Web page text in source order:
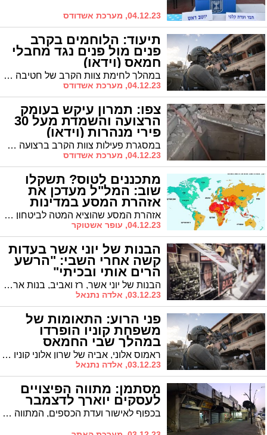
04.12.23, מערכת אשדודס
תיעוד: הלוחמים בקרב
פנים מול פנים נגד מחבלי
חמאס (וידאו)
במהלך לחימת צוות הקרב של חטיבה 401 בצפון רצועת עזה, נכנסו לוחמי גדוד 601 למבנה, בו נתקלו במחבלי חמאס שפתחו לעברם בירי
04.12.23, מערכת אשדודס
צפו: תמרון עיקש בעומק
הרצועה והשמדת מעל 30
פירי מנהרות (וידאו)
במסגרת פעילות צוות הקרב ברצועה חשפו הלוחמים למעלה מ-30 פירי מנהרות. בנוסף, הלוחמים הכווינו עשרות תקיפות אוויריות וכ-100 תקיפות ארטילריה והשמידו מטרות רבות של ארגון הטרור חמאס.
04.12.23, מערכת אשדודס
מתכננים לטוס? תשקלו
שוב: המל"ל מעדכן את
אזהרת המסע במדינות
שונות אזהרת המסע שהוציא המטה לביטחון לאומי לאור המלחמה, מתעדכנת. במל"ל קיימו הערכות מצב עם כלל גורמי מערכת הביטחון - ואלה האזהרות שבתוקף
04.12.23, עופר אשטוקר
הבנות של יוני אשר בעדות
קשה אחרי השבי: "הרשע
הרים אותי ובכיתי"
הבנות של יוני אשר, רז ואביב, בנות ארבע ושנתיים וחצי, שחזרו משבי החמאס שיתפו את אביהן בעדות הקשה מהשהייה הארוכה בשבי ברצועת עזה וגם שואלות שאלות: "הרשע הרים אותי ובכיתי, הם בכלא?" אבא למה לא היית בטרקטור?
03.12.23, אלדה נתנאל
פני הרוע: התאומות של
משפחת קוניו הופרדו
במהלך שבי החמאס
ראמוס אלוני, אביה של שרון אלוני קוניו שחזרה מהשבי עם יולי ואמה בנות ה-3, סיפר כי במשך כל 10 הימים הראשונים בשבי בעזה בנותיה הופרדו, ואחת מהן שהתה לבדה אצל משפחה עזתית.
03.12.23, אלדה נתנאל
מסתמן: מתווה הפיצויים
לעסקים יוארך לדצמבר
בכפוף לאישור ועדת הכספים, המתווה ככל הנראה יוארך גם לדצמבר, אולם לפי שעה לא ברור אם היישובים במרחק של עד 40 ק"מ מהרצועה יזכו שוב לפיצוי מוגדל